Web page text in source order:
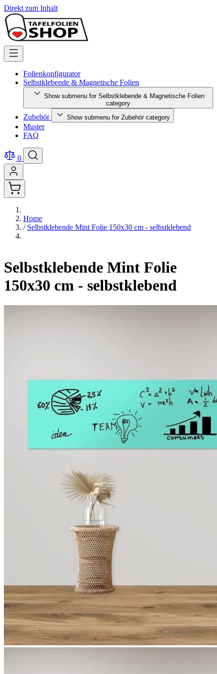
Direkt zum Inhalt
Folienkonfigurator
Selbstklebende & Magnetische Folien
Show submenu for Selbstklebende & Magnetische Folien
category
Zubehör Show submenu for Zubehör category
Muster
FAQ
0
Home
/ Selbstklebende Mint Folie 150x30 cm - selbstklebend
Selbstklebende Mint Folie
150x30 cm - selbstklebend